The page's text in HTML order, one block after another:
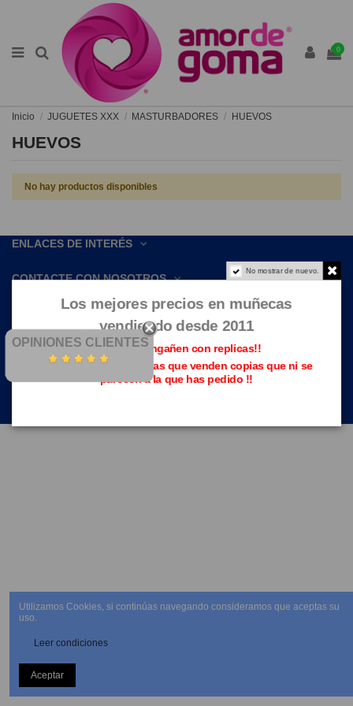
0
Inicio JUGUETES XXX MASTURBADORES HUEVOS
HUEVOS
No hay productos disponibles
ENLACES DE INTERÉS
CONTACTE CON NOSOTROS
OPINIONES CLIENTES
No mostrar de nuevo.
Los mejores precios en muñecas
vendiendo desde 2011
Que no te engañen con replicas!!
Evita las páginas piratas que venden copias que ni se
parecen a la que has pedido !!
Utilizamos Cookies, si continúas navegando consideramos que aceptas su
uso.
Leer condiciones
Aceptar